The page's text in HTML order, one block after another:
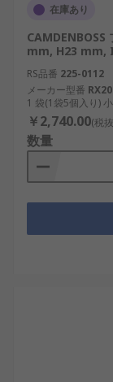
在庫あり
mm, H23 mm,
RS品番 225-0112
メーカー型番
1 袋(1袋5個入り) 小
￥2,740.00(税
数量